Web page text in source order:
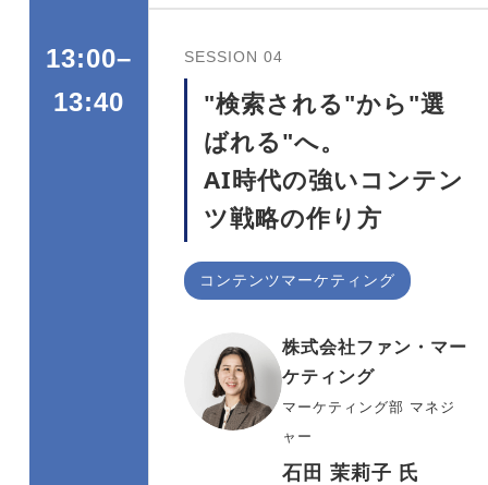
13:00–
13:40
SESSION 04
"検索される"から"選
ばれる"へ。
AI時代の強いコンテン
ツ戦略の作り方
コンテンツマーケティング
株式会社ファン・マー
ケティング
マーケティング部 マネジ
ャー
石田 茉莉子 氏